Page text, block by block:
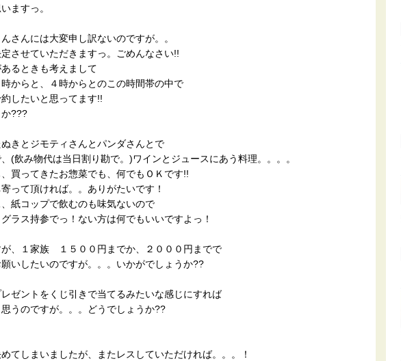
ますっ。
さんには大変申し訳ないのですが。。
させていただきますっ。ごめんなさい!!
るときも考えまして
からと、４時からとのこの時間帯の中で
したいと思ってます!!
???
きとジモティさんとパンダさんとで
(飲み物代は当日割り勘で。)ワインとジュースにあう料理。。。。
買ってきたお惣菜でも、何でもＯＫです!!
って頂ければ。。ありがたいです！
紙コップで飲むのも味気ないので
ラス持参でっ！ない方は何でもいいですよっ！
が、１家族 １５００円までか、２０００円までで
いしたいのですが。。。いかがでしょうか??
ゼントをくじ引きで当てるみたいな感じにすれば
うのですが。。。どうでしょうか??
てしまいましたが、またレスしていただければ。。。！